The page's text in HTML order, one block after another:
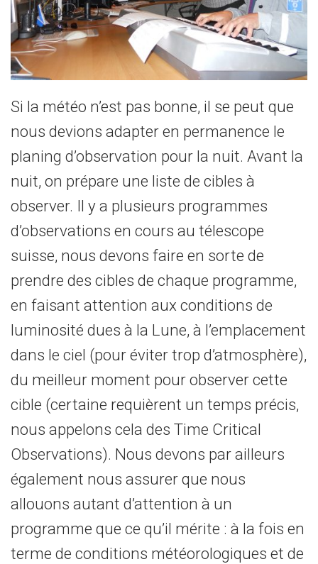
Si la météo n’est pas bonne, il se peut que
nous devions adapter en permanence le
planing d’observation pour la nuit. Avant la
nuit, on prépare une liste de cibles à
observer. Il y a plusieurs programmes
d’observations en cours au télescope
suisse, nous devons faire en sorte de
prendre des cibles de chaque programme,
en faisant attention aux conditions de
luminosité dues à la Lune, à l’emplacement
dans le ciel (pour éviter trop d’atmosphère),
du meilleur moment pour observer cette
cible (certaine requièrent un temps précis,
nous appelons cela des Time Critical
Observations). Nous devons par ailleurs
également nous assurer que nous
allouons autant d’attention à un
programme que ce qu’il mérite : à la fois en
terme de conditions météorologiques et de